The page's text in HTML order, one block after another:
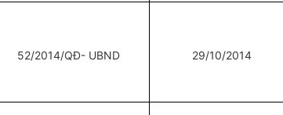
52/2014/QĐ- UBND 29/10/2014